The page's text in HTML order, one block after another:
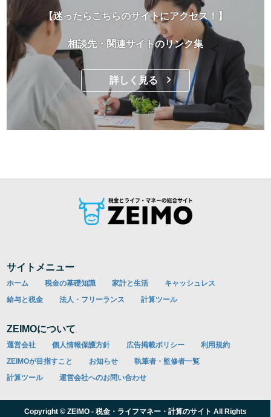
【迷ったらこちらのサイトにアクセス！】
相談先・関連サイトのリンク集
詳しく見る
サイトメニュー
ホーム 税金の基礎知識 家計と生活
キャッシュレス
給与と税金
法人・フリーランス 計算ツール
ZEIMOについて
運営会社 個人情報保護方針 広告掲載ポリシー
利用規約
ZEIMOが目指すこと
お知らせ
執筆者・監修者一覧
計算ツール
運営会社へのお問い合わせ
Copyright © ZEIMO - 税金・ライフマネー・計算のサイト All Rights